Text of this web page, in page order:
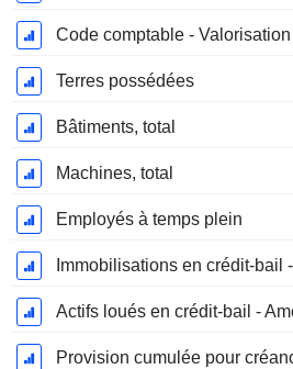
Code comptable -
Terres possédées
Bâtiments, total
Machines, total
Employés à temps plein
Immobilisations en crédit-bail